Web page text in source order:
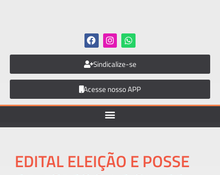
Sindicalize-se
Acesse nosso APP
EDITAL ELEIÇÃO E POSSE